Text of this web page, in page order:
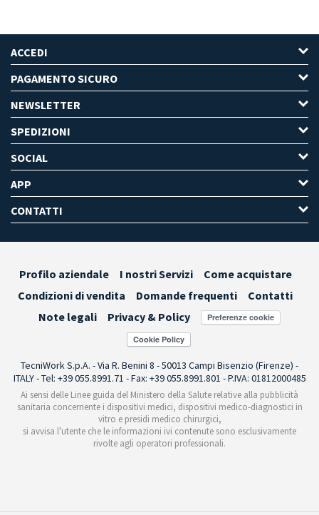
ACCEDI
PAGAMENTO SICURO
NEWSLETTER
SPEDIZIONI
SOCIAL
APP
CONTATTI
Profilo aziendale I nostri Servizi
Come acquistare
Condizioni di vendita
Domande frequenti
Contatti
Note legali
Privacy & Policy Preferenze cookie
TecniWork S.p.A. - Via R. Benini 8 - 50013 Campi Bisenzio (Firenze) -
ITALY - Tel: +39 055.8991.71 - Fax: +39 055.8991.801 - P.IVA: 01812000485
Ai sensi delle Linee guida del Ministero della Salute relative alla pubblicità
sanitaria concernente i dispositivi medici, dispositivi medico-diagnostici in
vitro e presidi medico chirurgici,
si avvisa l'utente che le informazioni ivi contenute sono esclusivamente
rivolte agli operatori professionali.